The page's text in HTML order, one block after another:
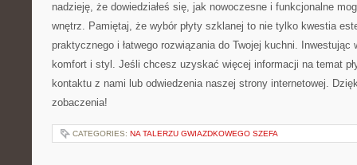
nadzieję, że dowiedziałeś się, jak nowoczesne⁣ i funkcjonalne
wnętrz. Pamiętaj, że wybór płyty szklanej ⁣to ⁢nie tylko kwestia
praktycznego i łatwego rozwiązania do Twojej kuchni.
⁢komfort i styl. Jeśli chcesz uzyskać więcej informacji na temat
kontaktu z‌ nami⁤ lub odwiedzenia naszej strony internetowej.
zobaczenia!
CATEGORIES: NA TALERZU GWIAZDKOWEGO SZEFA